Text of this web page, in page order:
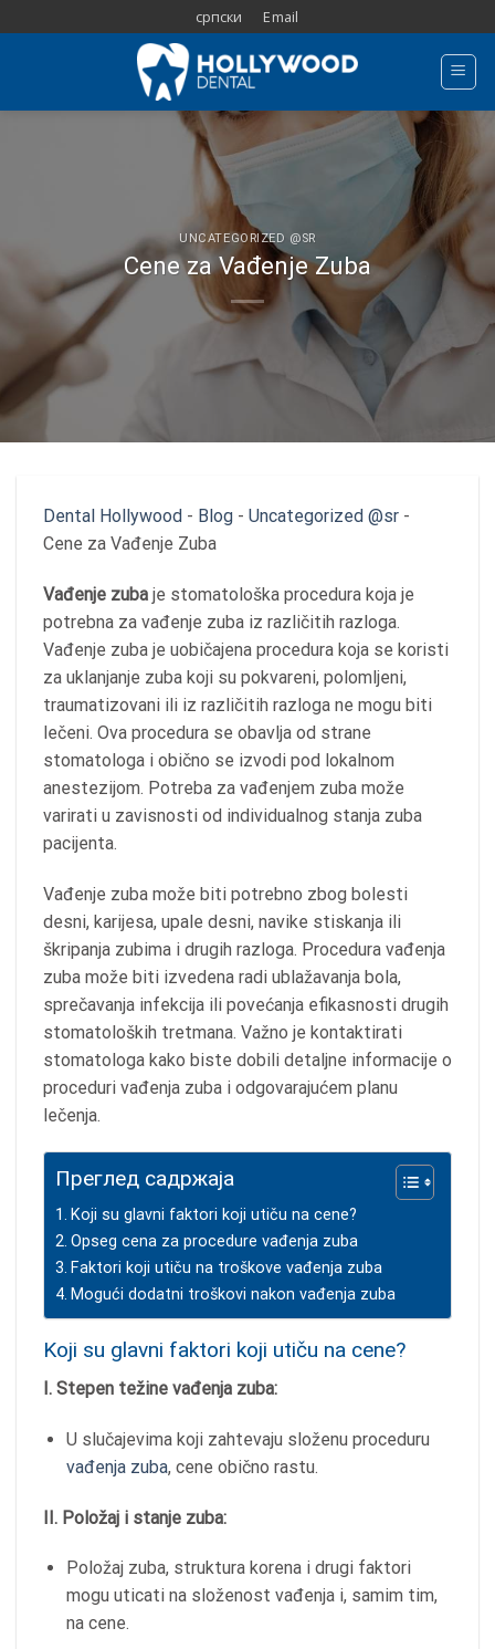
to
српски Email
UNCATEGORIZED @SR
Cene za Vađenje Zuba
Dental Hollywood - Blog - Uncategorized @sr -
Cene za Vađenje Zuba
Vađenje zuba je stomatološka procedura koja je
potrebna za vađenje zuba iz različitih razloga.
Vađenje zuba je uobičajena procedura koja se koristi
za uklanjanje zuba koji su pokvareni, polomljeni,
traumatizovani ili iz različitih razloga ne mogu biti
lečeni. Ova procedura se obavlja od strane
stomatologa i obično se izvodi pod lokalnom
anestezijom. Potreba za vađenjem zuba može
varirati u zavisnosti od individualnog stanja zuba
pacijenta.
Vađenje zuba može biti potrebno zbog bolesti
desni, karijesa, upale desni, navike stiskanja ili
škripanja zubima i drugih razloga. Procedura vađenja
zuba može biti izvedena radi ublažavanja bola,
sprečavanja infekcija ili povećanja efikasnosti drugih
stomatoloških tretmana. Važno je kontaktirati
stomatologa kako biste dobili detaljne informacije o
proceduri vađenja zuba i odgovarajućem planu
lečenja.
Преглед садржаја
Koji su glavni faktori koji utiču na cene?
Opseg cena za procedure vađenja zuba
Faktori koji utiču na troškove vađenja zuba
Mogući dodatni troškovi nakon vađenja zuba
Koji su glavni faktori koji utiču na cene?
I. Stepen težine vađenja zuba:
U slučajevima koji zahtevaju složenu proceduru
vađenja zuba, cene obično rastu.
II. Položaj i stanje zuba:
Položaj zuba, struktura korena i drugi faktori
mogu uticati na složenost vađenja i, samim tim,
na cene.